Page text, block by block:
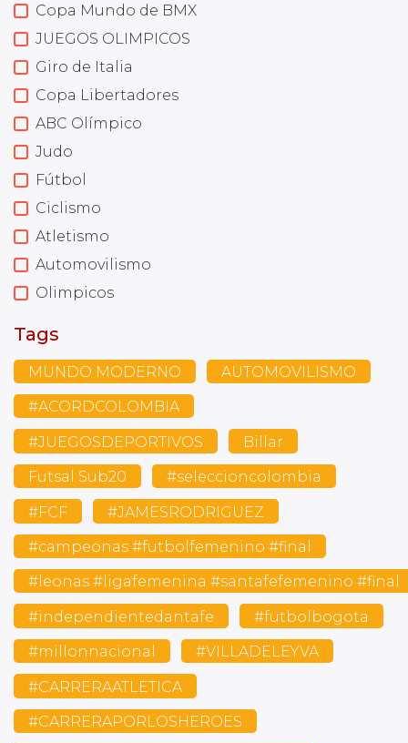
Copa Mundo de BMX
JUEGOS OLIMPICOS
Giro de Italia
Copa Libertadores
ABC Olímpico
Judo
Fútbol
Ciclismo
Atletismo
Automovilismo
Olimpicos
Tags
MUNDO MODERNO AUTOMOVILISMO
#ACORDCOLOMBIA
#JUEGOSDEPORTIVOS Billar
Futsal Sub20 #seleccioncolombia
#FCF #JAMESRODRIGUEZ
#campeonas #futbolfemenino #final
#leonas #ligafemenina #santafefemenino #final
#independientedantafe #futbolbogota
#millonnacional #VILLADELEYVA
#CARRERAATLETICA
#CARRERAPORLOSHEROES